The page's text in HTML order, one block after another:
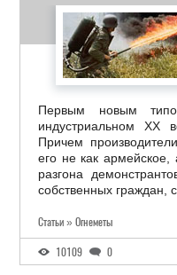
Первым новым
индустриальном XX
Причем
его не как армейское,
разгона
собственных граждан,
Статьи » Огнеметы
10109 0